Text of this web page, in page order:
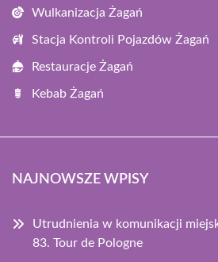
Wulkanizacja Żagań
Stacja Kontroli Pojazdów Żagań
Restauracje Żagań
Kebab Żagań
NAJNOWSZE WPISY
Utrudnienia w komunikacji
83. Tour de Pologne